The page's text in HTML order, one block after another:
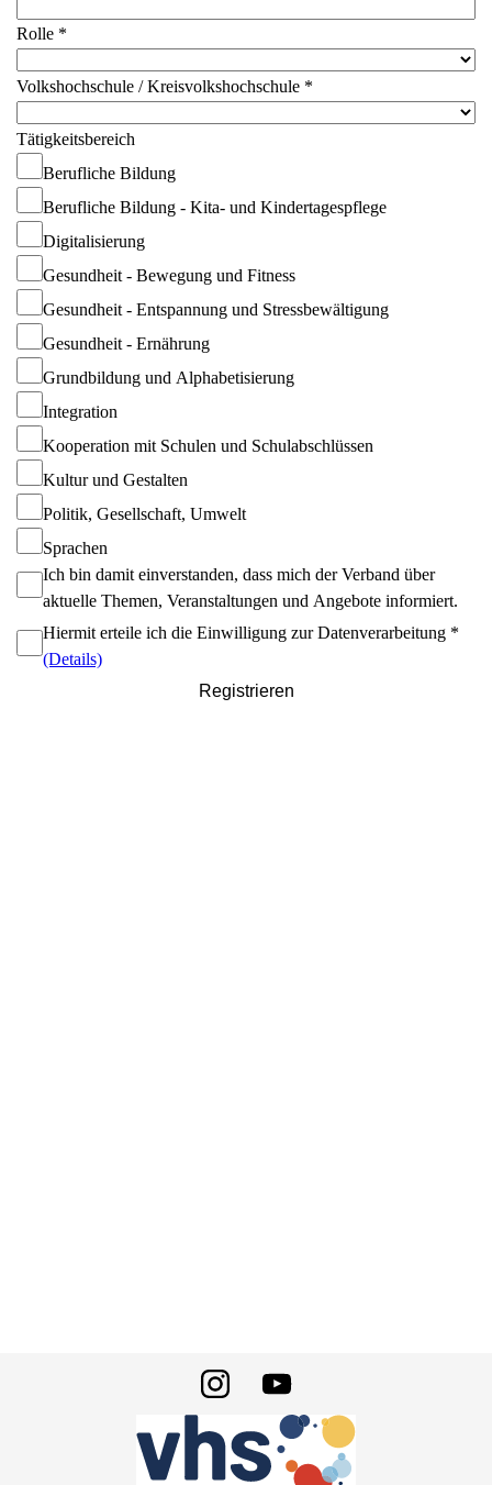
Rolle *
Volkshochschule / Kreisvolkshochschule *
Tätigkeitsbereich
Berufliche Bildung
Berufliche Bildung - Kita- und Kindertagespflege
Digitalisierung
Gesundheit - Bewegung und Fitness
Gesundheit - Entspannung und Stressbewältigung
Gesundheit - Ernährung
Grundbildung und Alphabetisierung
Integration
Kooperation mit Schulen und Schulabschlüssen
Kultur und Gestalten
Politik, Gesellschaft, Umwelt
Sprachen
Ich bin damit einverstanden, dass mich der Verband über
aktuelle Themen, Veranstaltungen und Angebote informiert.
Hiermit erteile ich die Einwilligung zur Datenverarbeitung *
(Details)
Registrieren